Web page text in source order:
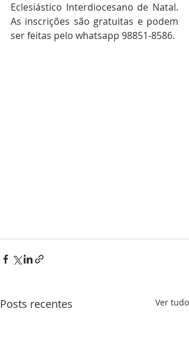
Eclesiástico Interdiocesano de Natal.
As inscrições são gratuitas e podem
ser feitas pelo whatsapp 98851-8586.
Posts recentes Ver tudo